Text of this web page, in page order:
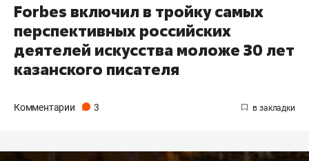
Forbes включил в тройку самых
перспективных российских
деятелей искусства моложе 30 лет
казанского писателя
Комментарии 3